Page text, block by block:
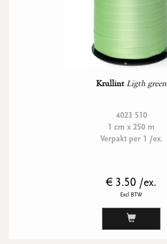
Krullint Ligth green
4023 510
1 cm x 250 m
Verpakt per 1 /ex.
€ 3.50 /ex.
Excl BTW